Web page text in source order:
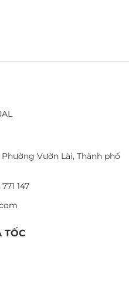
Vườn Lài, Thành phố
147
TỐC